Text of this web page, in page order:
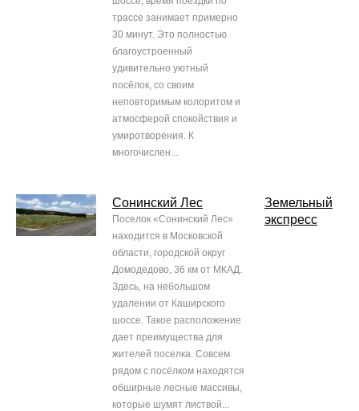
трассе занимает примерно
30 минут. Это полностью
благоустроенный
удивительно уютный
посёлок, со своим
неповторимым колоритом и
атмосферой спокойствия и
умиротворения. К
многочислен...
Сонинский Лес
Поселок «Сонинский Лес»
находится в Московской
области, городской округ
Домодедово, 36 км от МКАД.
Здесь, на небольшом
удалении от Каширского
шоссе. Такое расположение
дает преимущества для
жителей поселка. Совсем
рядом с посёлком находятся
обширные лесные массивы,
которые шумят листвой...
Земельный
экспресс